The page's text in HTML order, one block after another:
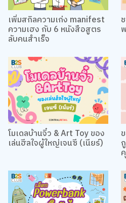
เพิ่มสกิลความเก่ง manifest
ความเฮง กับ 6 หนังสือสูตร
ลับคนสำเร็จ
โมเดลบ้านจิ๋ว & Art Toy ของ
เล่นฮีลใจผู้ใหญ่เจนซี (เนียร์)